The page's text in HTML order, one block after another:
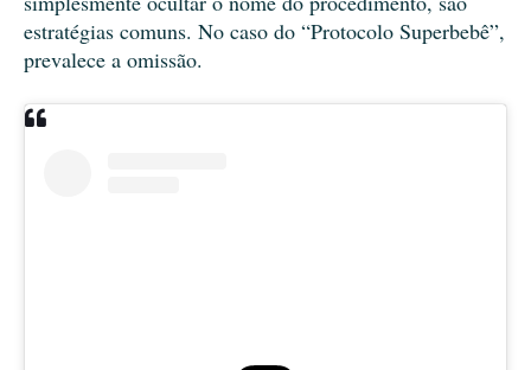
estratégias comuns. No caso do “Protocolo Superbebê”,
prevalece a omissão.